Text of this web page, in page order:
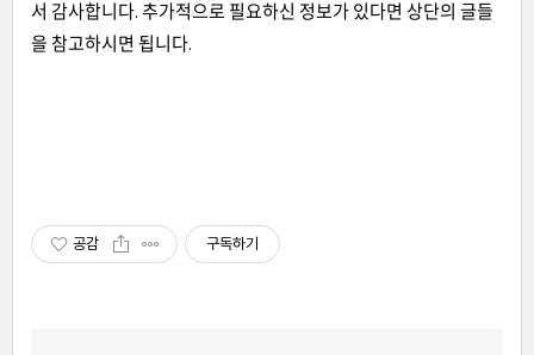
서 감사합니다. 추가적으로 필요하신 정보가 있다면 상단의 글들
을 참고하시면 됩니다.
공감 구독하기